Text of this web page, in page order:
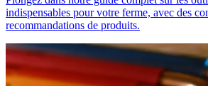
indispensables pour votre ferme, avec des
recommandations de produits.